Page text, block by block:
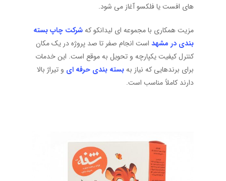
های افست یا فلکسو آغاز می شود.
مزیت همکاری با مجموعه ای لیدانکو کهشرکت چاپ بسته
بندی در مشهد است انجام صفر تا صد پروژه در یک مکان
کنترل کیفیت یکپارچه و تحویل به موقع است. این خدمات
برای برندهایی که نیاز بهبسته بندی حرفه ای و تیراژ بالا
دارند کاملاً مناسب است.